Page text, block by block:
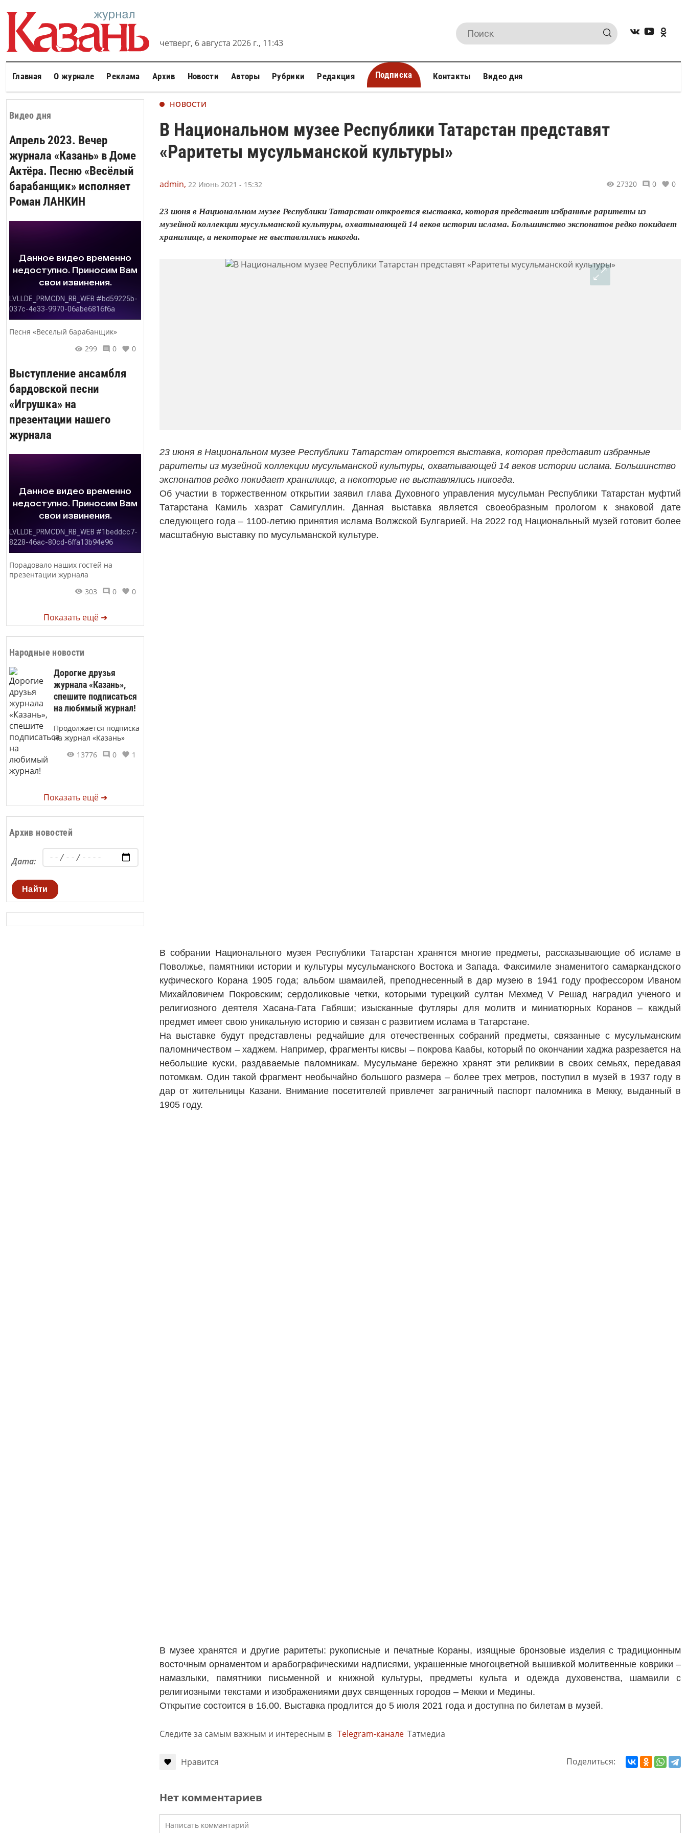
четверг, 6 августа 2026 г., 11:43
Главная О журнале Реклама Архив Новости Авторы Рубрики Редакция Подписка Контакты Видео дня
Видео дня
Апрель 2023. Вечер
журнала «Казань» в Доме
Актёра. Песню «Весёлый
барабанщик» исполняет
Роман ЛАНКИН
Песня «Веселый барабанщик»
299
0 0
Выступление ансамбля
бардовской песни
«Игрушка» на
презентации нашего
журнала
Порадовало наших гостей на
презентации журнала
303
0 0
Показать ещё ➜
Народные новости
Дорогие друзья
журнала «Казань»,
спешите подписаться
на любимый журнал!
Продолжается подписка
на журнал «Казань»
13776
0 1
Показать ещё ➜
Архив новостей
Дата:
Найти
НОВОСТИ
В Национальном музее Республики Татарстан представят
«Раритеты мусульманской культуры»
admin, 22 Июнь 2021 - 15:32 27320 0 0
23 июня в Национальном музее Республики Татарстан откроется выставка, которая представит избранные раритеты из
музейной коллекции мусульманской культуры, охватывающей 14 веков истории ислама. Большинство экспонатов редко покидает
хранилище, а некоторые не выставлялись никогда.
23 июня в Национальном музее Республики Татарстан откроется выставка, которая представит избранные
раритеты из музейной коллекции мусульманской культуры, охватывающей 14 веков истории ислама. Большинство
экспонатов редко покидает хранилище, а некоторые не выставлялись никогда.
Об участии в торжественном открытии заявил глава Духовного управления мусульман Республики Татарстан муфтий
Татарстана Камиль хазрат Самигуллин. Данная выставка является своеобразным прологом к знаковой дате
следующего года – 1100-летию принятия ислама Волжской Булгарией. На 2022 год Национальный музей готовит более
масштабную выставку по мусульманской культуре.
В собрании Национального музея Республики Татарстан хранятся многие предметы, рассказывающие об исламе в
Поволжье, памятники истории и культуры мусульманского Востока и Запада. Факсимиле знаменитого самаркандского
куфического Корана 1905 года; альбом шамаилей, преподнесенный в дар музею в 1941 году профессором Иваном
Михайловичем Покровским; сердоликовые четки, которыми турецкий султан МехмедV Решад наградил ученого и
религиозного деятеля Хасана-Гата Габяши; изысканные футляры для молитв и миниатюрных Коранов – каждый
предмет имеет свою уникальную историю и связан с развитием ислама в Татарстане.
На выставке будут представлены редчайшие для отечественных собраний предметы, связанные с мусульманским
паломничеством – хаджем. Например, фрагменты кисвы – покрова Каабы, который по окончании хаджа разрезается на
небольшие куски, раздаваемые паломникам. Мусульмане бережно хранят эти реликвии в своих семьях, передавая
потомкам. Один такой фрагмент необычайно большого размера – более трех метров, поступил в музей в 1937 году в
дар от жительницы Казани. Внимание посетителей привлечет заграничный паспорт паломника в Мекку, выданный в
1905 году.
В музее хранятся и другие раритеты: рукописные и печатные Кораны, изящные бронзовые изделия с традиционным
восточным орнаментом и арабографическими надписями, украшенные многоцветной вышивкой молитвенные коврики –
намазлыки, памятники письменной и книжной культуры, предметы культа и одежда духовенства, шамаили с
религиозными текстами и изображениями двух священных городов – Мекки и Медины.
Открытие состоится в 16.00. Выставка продлится до 5 июля 2021 года и доступна по билетам в музей.
Следите за самым важным и интересным в Telegram-канале Татмедиа
Нравится Поделиться:
Нет комментариев